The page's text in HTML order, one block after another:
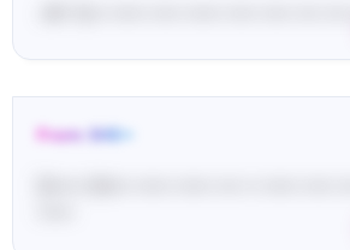
<#• Yo•• •••••• ••••• •••••• ••••• ••••• ••••
From: SHE••